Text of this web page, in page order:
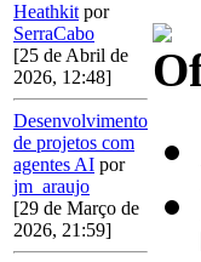
Heathkit por
SerraCabo
[25 de Abril de
2026, 12:48]
Desenvolvimento
de projetos com
agentes AI por
jm_araujo
[29 de Março de
2026, 21:59]